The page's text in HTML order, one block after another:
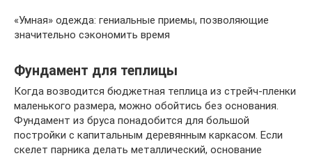
«Умная» одежда: гениальные приемы, позволяющие
значительно сэкономить время
Фундамент для теплицы
Когда возводится бюджетная теплица из стрейч-пленки
маленького размера, можно обойтись без основания.
Фундамент из бруса понадобится для большой
постройки с капитальным деревянным каркасом. Если
скелет парника делать металлический, основание